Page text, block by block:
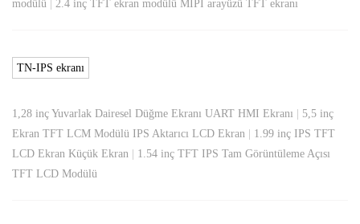
modülü 2.4 inç TFT ekran modülü MIPI arayüzü TFT ekranı
TN-IPS ekranı
1,28 inç Yuvarlak Dairesel Düğme Ekranı UART HMI Ekranı | 5,5 inç
Ekran TFT LCM Modülü IPS Aktarıcı LCD Ekran | 1.99 inç IPS TFT
LCD Ekran Küçük Ekran | 1.54 inç TFT IPS Tam Görüntüleme Açısı
TFT LCD Modülü